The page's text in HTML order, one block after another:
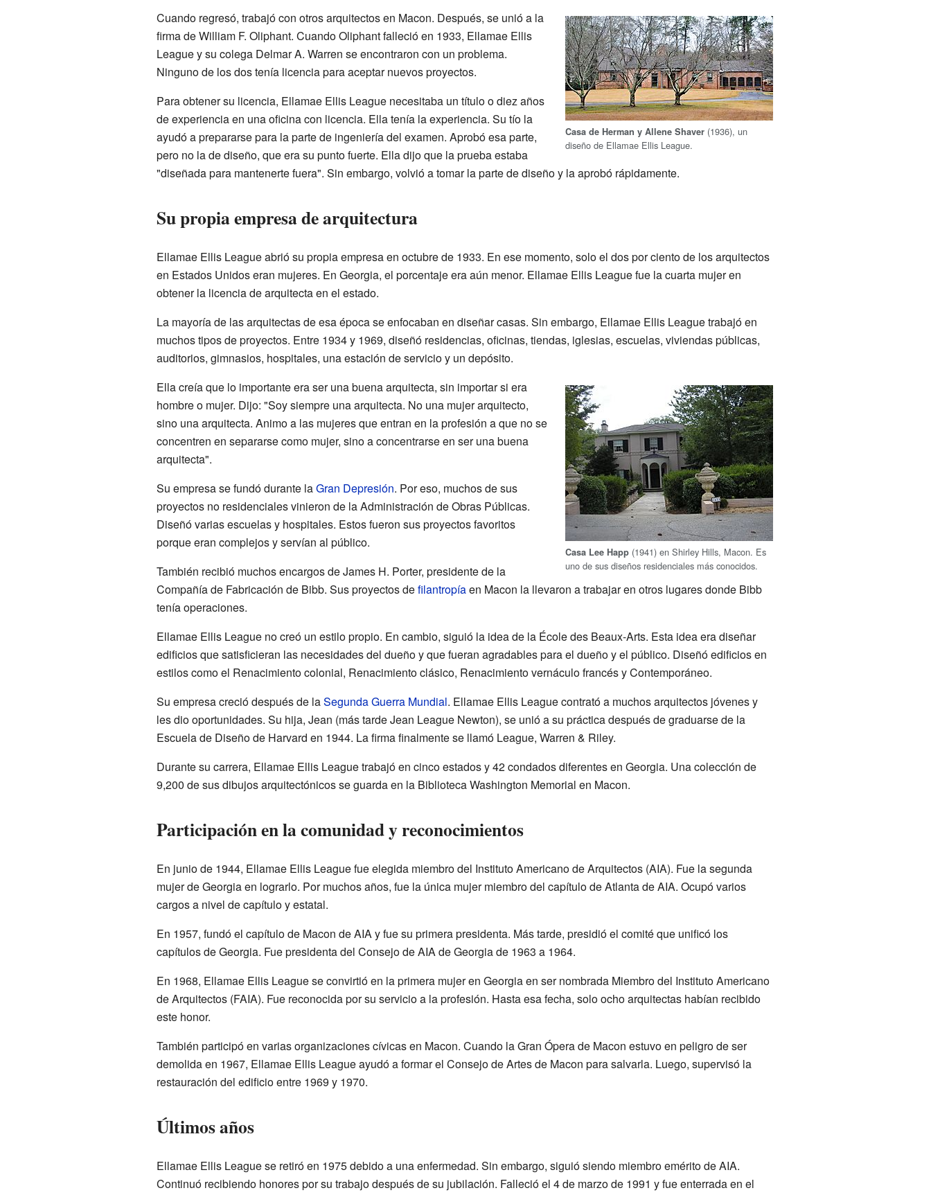
Casa de Herman y Allene Shaver (1936), un
diseño de Ellamae Ellis League.
Cuando regresó, trabajó con otros arquitectos en Macon. Después, se unió a la
firma de William F. Oliphant. Cuando Oliphant falleció en 1933, Ellamae Ellis
League y su colega Delmar A. Warren se encontraron con un problema.
Ninguno de los dos tenía licencia para aceptar nuevos proyectos.
Para obtener su licencia, Ellamae Ellis League necesitaba un título o diez años
de experiencia en una oficina con licencia. Ella tenía la experiencia. Su tío la
ayudó a prepararse para la parte de ingeniería del examen. Aprobó esa parte,
pero no la de diseño, que era su punto fuerte. Ella dijo que la prueba estaba
"diseñada para mantenerte fuera". Sin embargo, volvió a tomar la parte de diseño y la aprobó rápidamente.
Su propia empresa de arquitectura
Ellamae Ellis League abrió su propia empresa en octubre de 1933. En ese momento, solo el dos por ciento de los arquitectos
en Estados Unidos eran mujeres. En Georgia, el porcentaje era aún menor. Ellamae Ellis League fue la cuarta mujer en
obtener la licencia de arquitecta en el estado.
La mayoría de las arquitectas de esa época se enfocaban en diseñar casas. Sin embargo, Ellamae Ellis League trabajó en
muchos tipos de proyectos. Entre 1934 y 1969, diseñó residencias, oficinas, tiendas, iglesias, escuelas, viviendas públicas,
auditorios, gimnasios, hospitales, una estación de servicio y un depósito.
Casa Lee Happ (1941) en Shirley Hills, Macon. Es
uno de sus diseños residenciales más conocidos.
Ella creía que lo importante era ser una buena arquitecta, sin importar si era
hombre o mujer. Dijo: "Soy siempre una arquitecta. No una mujer arquitecto,
sino una arquitecta. Animo a las mujeres que entran en la profesión a que no se
concentren en separarse como mujer, sino a concentrarse en ser una buena
arquitecta".
Su empresa se fundó durante laGran Depresión. Por eso, muchos de sus
proyectos no residenciales vinieron de la Administración de Obras Públicas.
Diseñó varias escuelas y hospitales. Estos fueron sus proyectos favoritos
porque eran complejos y servían al público.
También recibió muchos encargos de James H. Porter, presidente de la
Compañía de Fabricación de Bibb. Sus proyectos defilantropíaen Macon la llevaron a trabajar en otros lugares donde Bibb
tenía operaciones.
Ellamae Ellis League no creó un estilo propio. En cambio, siguió la idea de la École des Beaux-Arts. Esta idea era diseñar
edificios que satisficieran las necesidades del dueño y que fueran agradables para el dueño y el público. Diseñó edificios en
estilos como el Renacimiento colonial, Renacimiento clásico, Renacimiento vernáculo francés y Contemporáneo.
Su empresa creció después de laSegunda Guerra Mundial. Ellamae Ellis League contrató a muchos arquitectos jóvenes y
les dio oportunidades. Su hija, Jean (más tarde Jean League Newton), se unió a su práctica después de graduarse de la
Escuela de Diseño de Harvard en 1944. La firma finalmente se llamó League, Warren & Riley.
Durante su carrera, Ellamae Ellis League trabajó en cinco estados y 42 condados diferentes en Georgia. Una colección de
9,200 de sus dibujos arquitectónicos se guarda en la Biblioteca Washington Memorial en Macon.
Participación en la comunidad y reconocimientos
En junio de 1944, Ellamae Ellis League fue elegida miembro del Instituto Americano de Arquitectos (AIA). Fue la segunda
mujer de Georgia en lograrlo. Por muchos años, fue la única mujer miembro del capítulo de Atlanta de AIA. Ocupó varios
cargos a nivel de capítulo y estatal.
En 1957, fundó el capítulo de Macon de AIA y fue su primera presidenta. Más tarde, presidió el comité que unificó los
capítulos de Georgia. Fue presidenta del Consejo de AIA de Georgia de 1963 a 1964.
En 1968, Ellamae Ellis League se convirtió en la primera mujer en Georgia en ser nombrada Miembro del Instituto Americano
de Arquitectos (FAIA). Fue reconocida por su servicio a la profesión. Hasta esa fecha, solo ocho arquitectas habían recibido
este honor.
También participó en varias organizaciones cívicas en Macon. Cuando la Gran Ópera de Macon estuvo en peligro de ser
demolida en 1967, Ellamae Ellis League ayudó a formar el Consejo de Artes de Macon para salvarla. Luego, supervisó la
restauración del edificio entre 1969 y 1970.
Últimos años
Ellamae Ellis League se retiró en 1975 debido a una enfermedad. Sin embargo, siguió siendo miembro emérito de AIA.
Continuó recibiendo honores por su trabajo después de su jubilación. Falleció el 4 de marzo de 1991 y fue enterrada en el